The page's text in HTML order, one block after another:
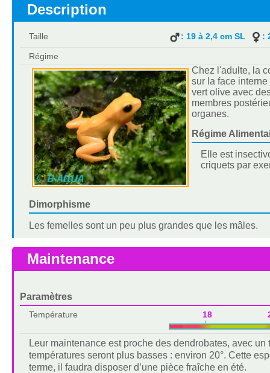
Description
Taille : 19 à 2,4 cm SL :
Régime
Chez l'adulte, la
sur la face
vert olive avec
membres
organes.
Régime
Elle est
criquets par
Dimorphisme
Les femelles sont un peu plus grandes que les mâles.
Maintenance
Paramètres
Température 18
Leur maintenance est proche des dendrobates, avec
températures seront plus basses : environ 20°. Cette
terme, il faudra disposer d’une pièce fraîche en été.